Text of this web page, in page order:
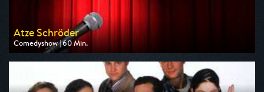
Atze Schröder
Comedyshow | 60 Min.
Ausgestrahlt von Sport 1
am 08.08.2026, 20:15